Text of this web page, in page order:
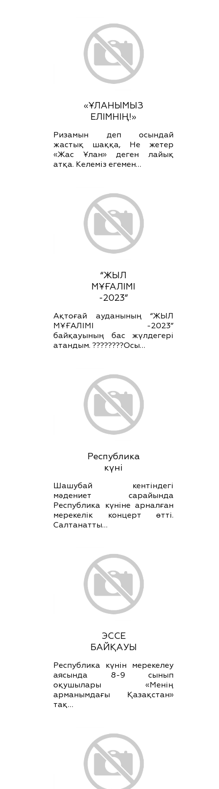
«ҰЛАНЫМЫЗ
ЕЛІМНІҢ!»
Ризамын деп осындай
жастық шаққа, Не жетер
«Жас Ұлан» деген лайық
атқа. Келеміз егемен…
“ЖЫЛ
МҰҒАЛІМІ
-2023”
Ақтоғай ауданының “ЖЫЛ
МҰҒАЛІМІ -2023”
байқауының бас жүлдегері
атандым. ????????Осы…
Республика
күні
Шашубай кентіндегі
мәдениет сарайында
Республика күніне арналған
мерекелік концерт өтті.
Салтанатты…
ЭССЕ
БАЙҚАУЫ
Республика күнін мерекелеу
аясында 8-9 сынып
оқушылары «Менің
арманымдағы Қазақстан»
тақ…